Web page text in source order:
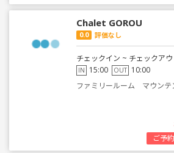
Chalet GOROU
0.0 評価なし
チェックイン ~ チェックアウ
IN 15:00 OUT 10:00
ファミリールーム マウンテ
ご予